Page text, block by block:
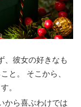
、彼女の好きなも
と。 そこから、
。
から喜ぶわけでは